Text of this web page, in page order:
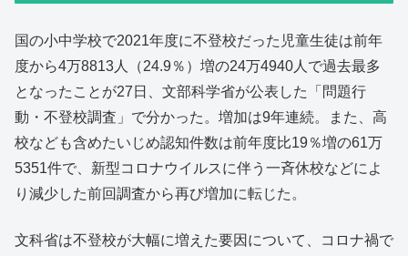
国の小中学校で2021年度に不登校だった児童生徒は前年
度から4万8813人（24.9％）増の24万4940人で過去最多
となったことが27日、文部科学省が公表した「問題行
動・不登校調査」で分かった。増加は9年連続。また、高
校なども含めたいじめ認知件数は前年度比19％増の61万
5351件で、新型コロナウイルスに伴う一斉休校などによ
り減少した前回調査から再び増加に転じた。
文科省は不登校が大幅に増えた要因について、コロナ禍で